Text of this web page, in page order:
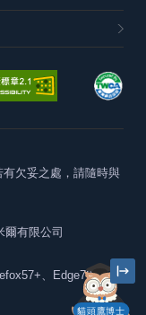
貓頭鷹博士
有欠妥之處，請隨時與
爾有限公司
、Edge79+及